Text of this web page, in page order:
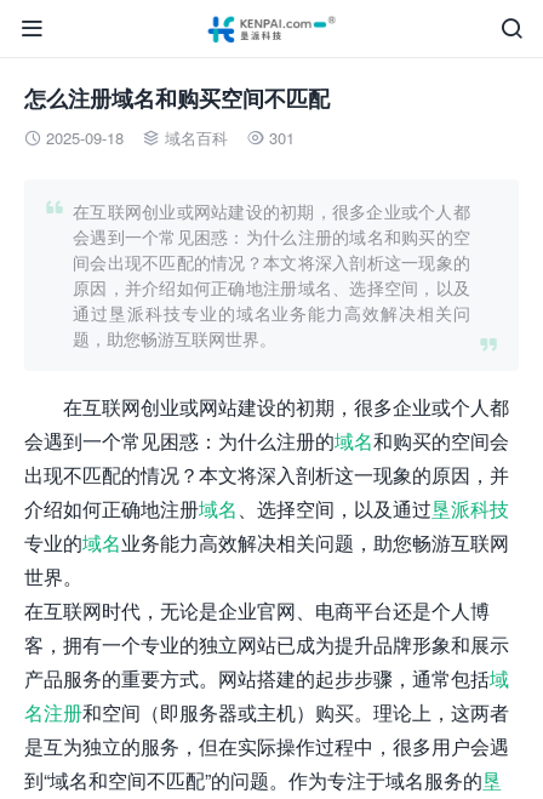


怎么注册域名和购买空间不匹配
 2025-09-18  域名百科  301


在互联网创业或网站建设的初期，很多企业或个人都
会遇到一个常见困惑：为什么注册的域名和购买的空
间会出现不匹配的情况？本文将深入剖析这一现象的
原因，并介绍如何正确地注册域名、选择空间，以及
通过垦派科技专业的域名业务能力高效解决相关问
题，助您畅游互联网世界。
在互联网创业或网站建设的初期，很多企业或个人都
会遇到一个常见困惑：为什么注册的域名和购买的空间会
出现不匹配的情况？本文将深入剖析这一现象的原因，并
介绍如何正确地注册域名、选择空间，以及通过垦派科技
专业的域名业务能力高效解决相关问题，助您畅游互联网
世界。
在互联网时代，无论是企业官网、电商平台还是个人博
客，拥有一个专业的独立网站已成为提升品牌形象和展示
产品服务的重要方式。网站搭建的起步步骤，通常包括域
名注册和空间（即服务器或主机）购买。理论上，这两者
是互为独立的服务，但在实际操作过程中，很多用户会遇
到“域名和空间不匹配”的问题。作为专注于域名服务的垦